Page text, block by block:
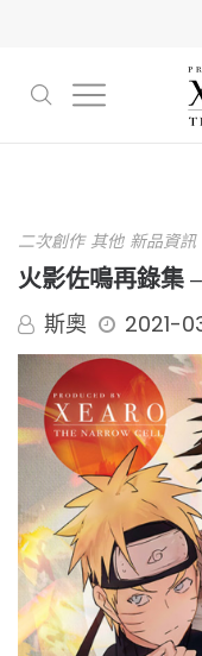
二次創作 其他 新品資訊
火影佐鳴再錄集
斯奧 2021-